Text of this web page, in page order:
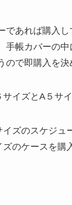
であれば購入
手帳カバーの
ので即購入を決
イズとA５サ
ズのスケジュ
のケースを購